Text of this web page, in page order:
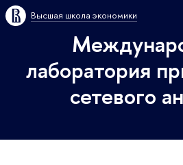
Высшая школа экономики
лаборатория
сетевого